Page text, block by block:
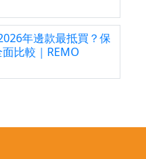
年邊款最抵買？保
比較｜REMO